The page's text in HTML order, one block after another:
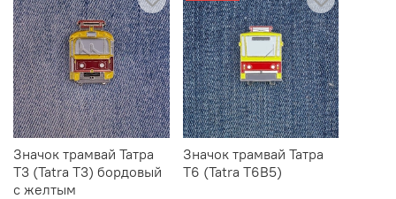
Значок трамвай Татра
Т3 (Tatra T3) бордовый
с желтым
Значок трамвай Татра
Т6 (Tatra T6B5)